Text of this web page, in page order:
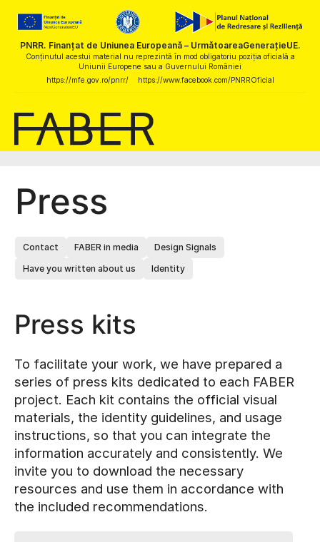
PNRR. Finanțat de Uniunea Europeană – UrmătoareaGenerațieUE.
Conținutul acestui material nu reprezintă în mod obligatoriu poziția oficială a
Uniunii Europene sau a Guvernului României
https://mfe.gov.ro/pnrr/
https://www.facebook.com/PNRROficial
Press
Contact FABER in media
Design Signals
Have you written about us
Identity
Press kits
To facilitate your work, we have prepared a
series of press kits dedicated to each FABER
project. Each kit contains the official visual
materials, the identity guidelines, and usage
instructions, so that you can integrate the
information accurately and consistently. We
invite you to download the necessary
resources and use them in accordance with
the included recommendations.